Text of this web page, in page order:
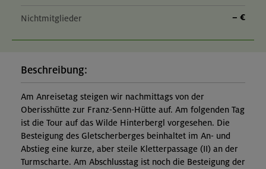
Nichtmitglieder – €
Beschreibung:
Am Anreisetag steigen wir nachmittags von der
Oberisshütte zur Franz-Senn-Hütte auf. Am folgenden Tag
ist die Tour auf das Wilde Hinterbergl vorgesehen. Die
Besteigung des Gletscherberges beinhaltet im An- und
Abstieg eine kurze, aber steile Kletterpassage (II) an der
Turmscharte. Am Abschlusstag ist noch die Besteigung der